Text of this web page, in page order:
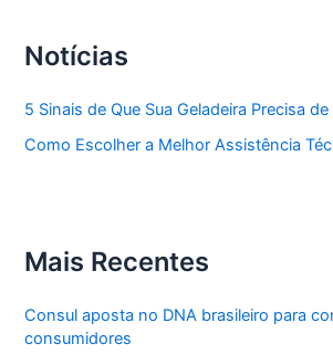
Notícias
5 Sinais de Que Sua Geladeira Precisa
Como Escolher a Melhor Assistência
Mais Recentes
Consul aposta no DNA brasileiro para
consumidores